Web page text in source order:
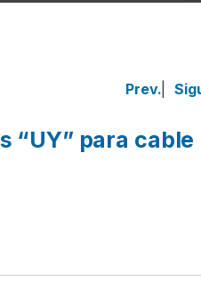
Prev.
“UY” para cable